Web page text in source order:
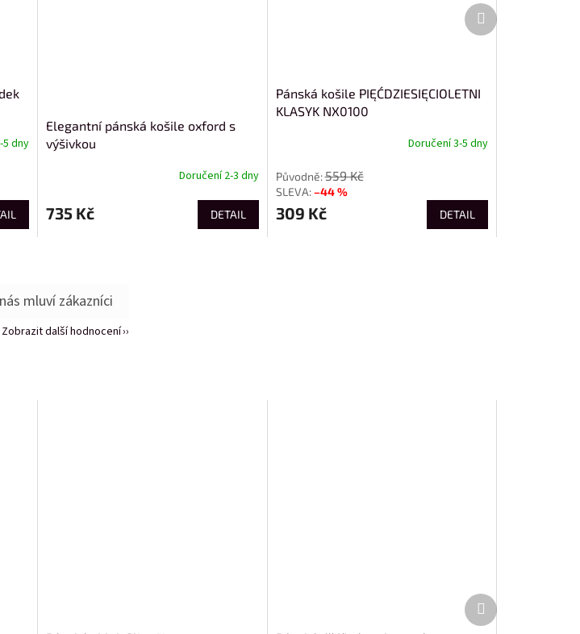
Další
produkt
5 dny
Elegantní pánská košile oxford s
výšivkou
Doručení 2-3 dny
735 Kč DETAIL
Pánská košile PIĘĆDZIESIĘCIOLETNI
KLASYK NX0100
Doručení 3-5 dny
559 Kč
–44 %
309 Kč DETAIL
Další
produkt
Zobrazit další hodnocení